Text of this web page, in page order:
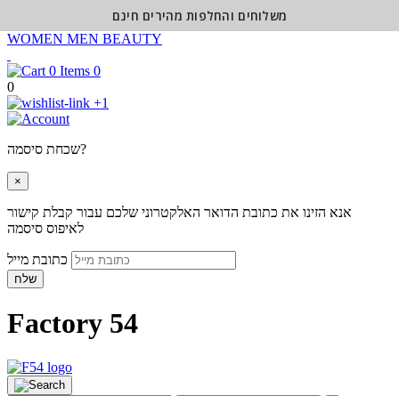
WOMEN MEN BEAUTY
0
0
+1
שכחת סיסמה?
×
אנא הזינו את כתובת הדואר האלקטרוני שלכם עבור קבלת קישור
לאיפוס סיסמה
שלח
Factory 54
משלוחים והחלפות מהירים חינם